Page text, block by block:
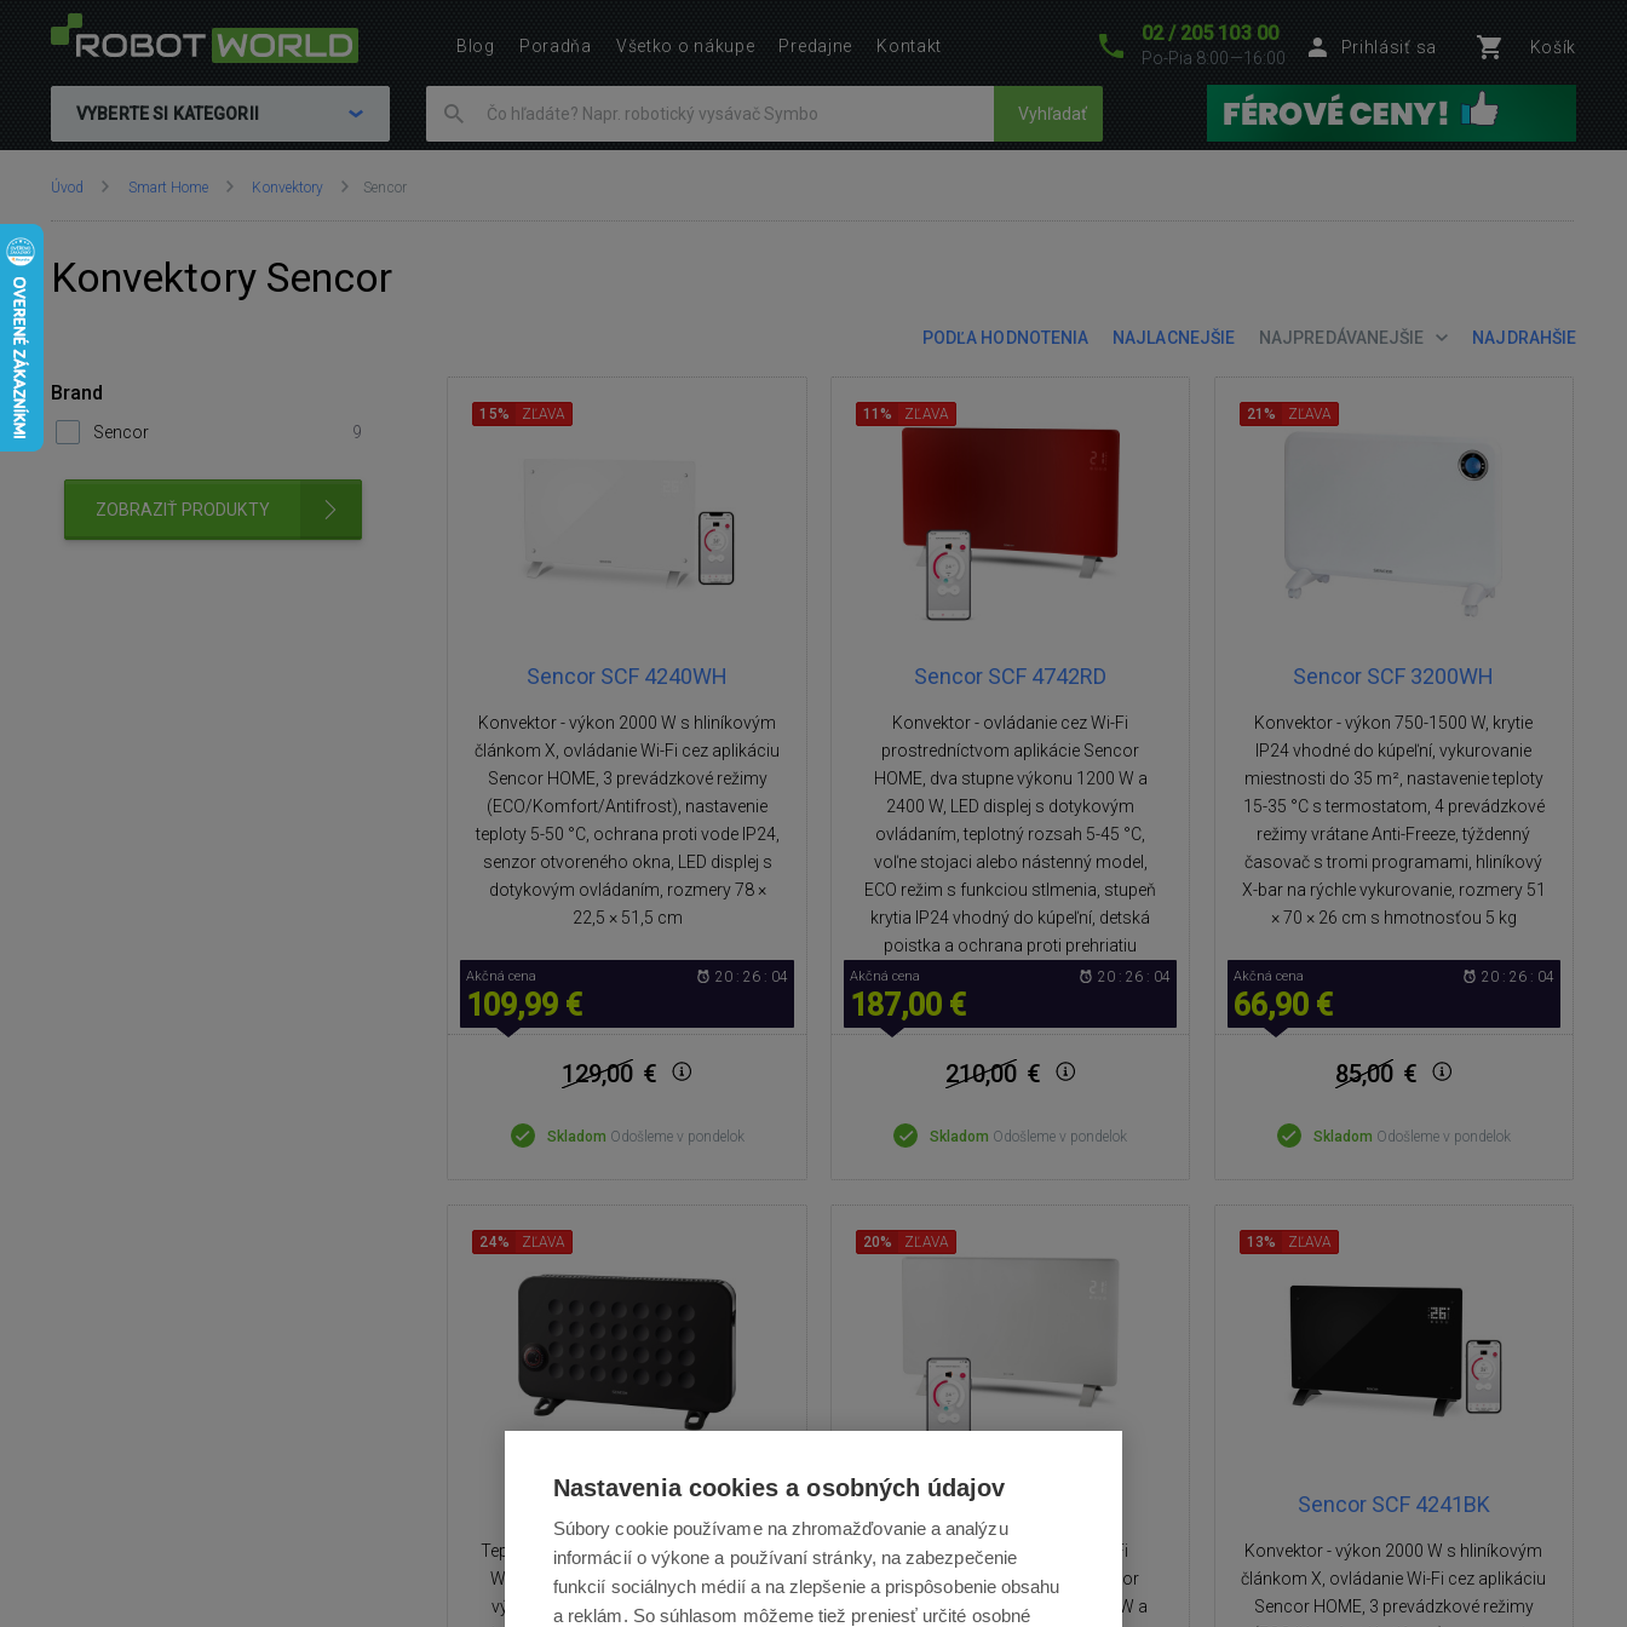
02 / 205 103 00
Po-Pia 8:00—16:00
Prihlásiť sa Košík
VYBERTE SI KATEGORII Vyhľadať
Nachádzate
Úvod Smart Home Konvektory Sencor
Konvektory Sencor
PODĽA HODNOTENIA NAJLACNEJŠIE NAJPREDÁVANEJŠIE NAJDRAHŠIE
Sencor SCF 4240WH
Konvektor - výkon 2000 W s hliníkovým
článkom X, ovládanie Wi-Fi cez aplikáciu
Sencor HOME, 3 prevádzkové režimy
(ECO/Komfort/Antifrost), nastavenie
teploty 5-50 °C, ochrana proti vode IP24,
senzor otvoreného okna, LED displej s
dotykovým ovládaním, rozmery 78 ×
22,5 × 51,5 cm
15% ZĽAVA
Akčná cena
109,99 €
20 : 26 : 04
129,00 €
Skladom Odošleme v pondelok
Sencor SCF 4742RD
Konvektor - ovládanie cez Wi-Fi
prostredníctvom aplikácie Sencor
HOME, dva stupne výkonu 1200 W a
2400 W, LED displej s dotykovým
ovládaním, teplotný rozsah 5-45 °C,
voľne stojaci alebo nástenný model,
ECO režim s funkciou stlmenia, stupeň
krytia IP24 vhodný do kúpeľní, detská
poistka a ochrana proti prehriatiu
11% ZĽAVA
Akčná cena
187,00 €
20 : 26 : 04
210,00 €
Skladom Odošleme v pondelok
Sencor SCF 3200WH
Konvektor - výkon 750-1500 W, krytie
IP24 vhodné do kúpeľní, vykurovanie
miestnosti do 35 m², nastavenie teploty
15-35 °C s termostatom, 4 prevádzkové
režimy vrátane Anti-Freeze, týždenný
časovač s tromi programami, hliníkový
X-bar na rýchle vykurovanie, rozmery 51
× 70 × 26 cm s hmotnosťou 5 kg
21% ZĽAVA
Akčná cena
66,90 €
20 : 26 : 04
85,00 €
Skladom Odošleme v pondelok
Sencor SCF 2101BK
Teplovzdušné konvektory - výkon 2000
W pre miestnosti do 25 m², 3 stupne
výkonu (750/1250/2000 W), stupeň
24% ZĽAVA
Sencor SCF 4740WH
Konvektor - ovládanie cez Wi-Fi
prostredníctvom aplikácie Sencor
HOME, dva stupne výkonu 1200 W a
20% ZĽAVA
Sencor SCF 4241BK
Konvektor - výkon 2000 W s hliníkovým
článkom X, ovládanie Wi-Fi cez aplikáciu
Sencor HOME, 3 prevádzkové režimy
13% ZĽAVA
Brand
Sencor 9
ZOBRAZIŤ PRODUKTY
Blog Poradňa Všetko o nákupe Predajne Kontakt
Nastavenia cookies a osobných údajov
Súbory cookie používame na zhromažďovanie a analýzu
informácií o výkone a používaní stránky, na zabezpečenie
funkcií sociálnych médií a na zlepšenie a prispôsobenie obsahu
a reklám. So súhlasom môžeme tiež preniesť určité osobné